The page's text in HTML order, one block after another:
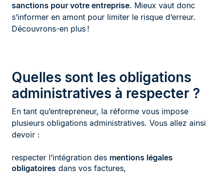
sanctions pour votre entreprise. Mieux vaut donc
s’informer en amont pour limiter le risque d’erreur.
Découvrons-en plus !
Quelles sont les obligations
administratives à respecter ?
En tant qu’entrepreneur, la réforme vous impose
plusieurs obligations administratives. Vous allez ainsi
devoir :
respecter l’intégration des mentions légales
obligatoires dans vos factures,